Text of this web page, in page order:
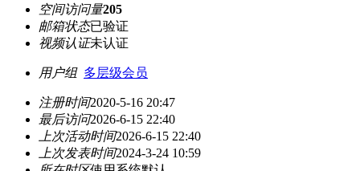
空间访问量205
邮箱状态已验证
视频认证未认证
用户组 多层级会员
注册时间2020-5-16 20:47
最后访问2026-6-15 22:40
上次活动时间2026-6-15 22:40
上次发表时间2024-3-24 10:59